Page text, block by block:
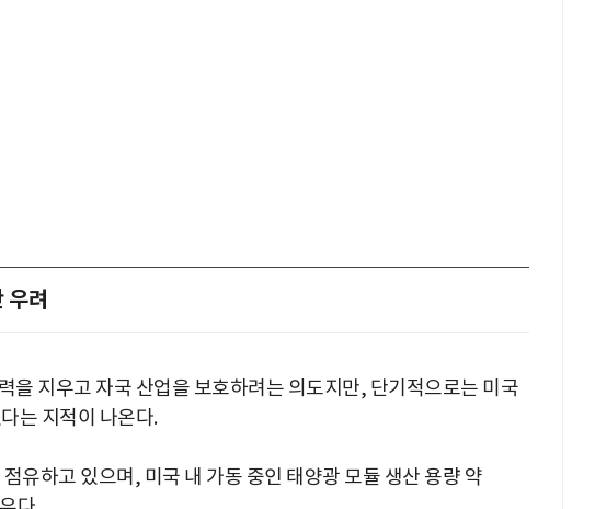
우려
을 지우고 자국 산업을 보호하려는 의도지만, 단기적으로는 미국
는 지적이 나온다.
유하고 있으며, 미국 내 가동 중인 태양광 모듈 생산 용량 약